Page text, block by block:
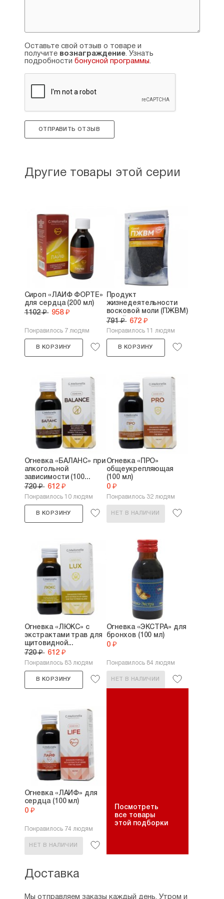
на компоненты настойки. Противопоказана при
индивидуальной непереносимости компонентов
и женщинам в период беременности и грудного
вскармливания.
Оставьте свой отзыв о товаре и
получите вознаграждение. Узнать
подробности бонусной программы.
ОТПРАВИТЬ ОТЗЫВ
Другие товары этой серии
Сироп «ЛАЙФ ФОРТЕ»
для сердца (200 мл)
1102 ₽ 958 ₽
Понравилось 7 людям
В КОРЗИНУ
Продукт
жизнедеятельности
восковой моли (ПЖВМ)
сухой...
791 ₽ 672 ₽
Понравилось 11 людям
В КОРЗИНУ
Огневка «БАЛАНС» при
алкогольной
зависимости (100...
720 ₽ 612 ₽
Понравилось 10 людям
В КОРЗИНУ
Огневка «ПРО»
общеукрепляющая
(100 мл)
0 ₽
Понравилось 32 людям
НЕТ В НАЛИЧИИ
Огневка «ЛЮКС» с
экстрактами трав для
щитовидной...
720 ₽ 612 ₽
Понравилось 83 людям
В КОРЗИНУ
Огневка «ЭКСТРА» для
бронхов (100 мл)
0 ₽
Понравилось 84 людям
НЕТ В НАЛИЧИИ
Огневка «ЛАЙФ» для
сердца (100 мл)
0 ₽
Понравилось 74 людям
НЕТ В НАЛИЧИИ
Посмотреть
все товары
этой подборки
Доставка
Мы отправляем заказы каждый день. Утром и